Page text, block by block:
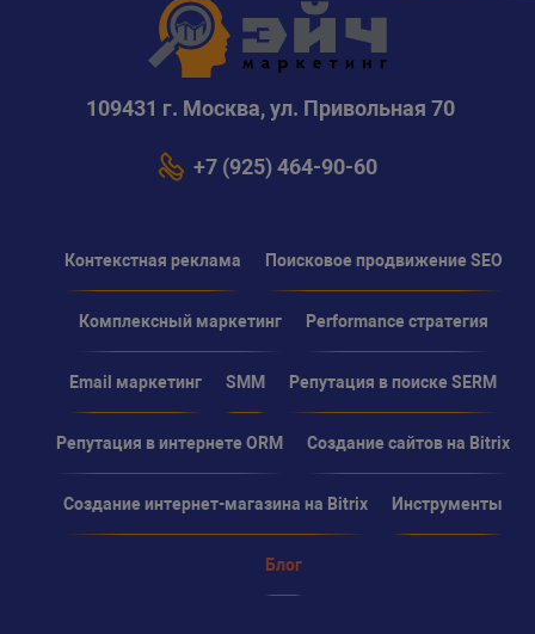
109431 г. Москва, ул. Привольная 70
+7 (925) 464-90-60
Контекстная реклама Поисковое продвижение SEO
Комплексный маркетинг Performance стратегия
Email маркетинг SMM Репутация в поиске SERM
Репутация в интернете ORM Создание сайтов на Bitrix
Создание интернет-магазина на Bitrix Инструменты
Блог